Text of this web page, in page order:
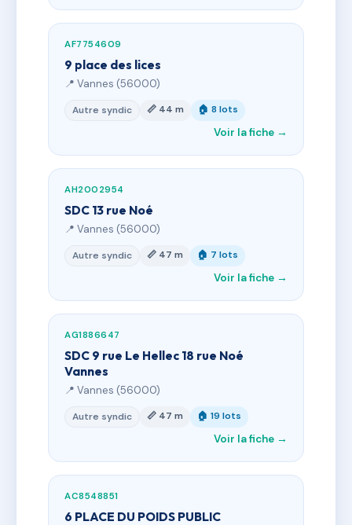
AF7754609
9 place des lices
📍 Vannes (56000)
Autre syndic 📏 44 m 🏠 8 lots
Voir la fiche →
AH2002954
SDC 13 rue Noé
📍 Vannes (56000)
Autre syndic 📏 47 m 🏠 7 lots
Voir la fiche →
AG1886647
SDC 9 rue Le Hellec 18 rue Noé
Vannes
📍 Vannes (56000)
Autre syndic 📏 47 m 🏠 19 lots
Voir la fiche →
AC8548851
6 PLACE DU POIDS PUBLIC